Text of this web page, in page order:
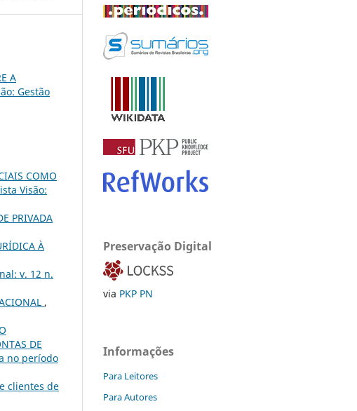
A
Gestão
COMO
Visão:
PRIVADA
À
v. 12 n.
,
DE
no período
clientes de
Preservação Digital
via PKP PN
Informações
Para Leitores
Para Autores